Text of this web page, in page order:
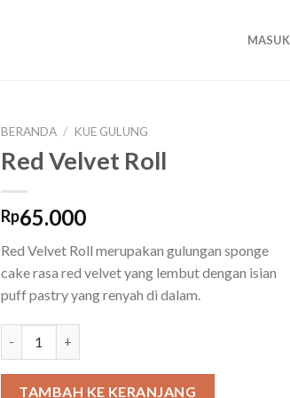
MASUK
BERANDA / KUE GULUNG
Red Velvet Roll
Rp65.000
Red Velvet Roll merupakan gulungan sponge
cake rasa red velvet yang lembut dengan isian
puff pastry yang renyah di dalam.
TAMBAH KE KERANJANG